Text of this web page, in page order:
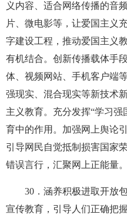
义内容、适合网络传播的音
片、微电影等，让爱国主义
字建设工程，推动爱国主义
有机结合。创新传播载体手
体、视频网站、手机客户端
强现实、混合现实等新技术
主义教育。充分发挥“学习
育中的作用。加强网上舆论
引导网民自觉抵制损害国家
错误言行，汇聚网上正能量。
30 ．涵养积极进取开放
宣传教育，引导人们正确把